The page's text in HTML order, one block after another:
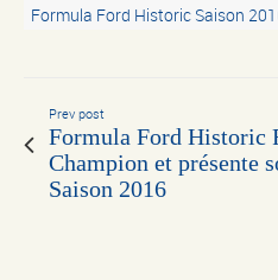
Formula Ford Historic Saison
Prev post
Formula Ford Historic
Champion et présente
Saison 2016